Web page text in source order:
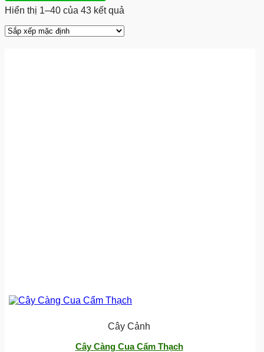
Hiển thị 1–40 của 43 kết quả
Cây Cảnh
Cây Càng Cua Cẩm Thạch